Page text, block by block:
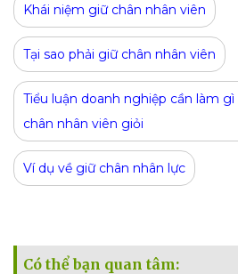
Khái niệm giữ chân nhân viên
Tại sao phải giữ chân nhân viên
Tiểu luận doanh nghiệp cần làm
chân nhân viên giỏi
Ví dụ về giữ chân nhân lực
Có thể bạn quan tâm: